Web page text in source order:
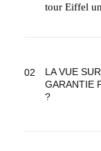
tour Eiffel
LA VUE
GARANTIE
?